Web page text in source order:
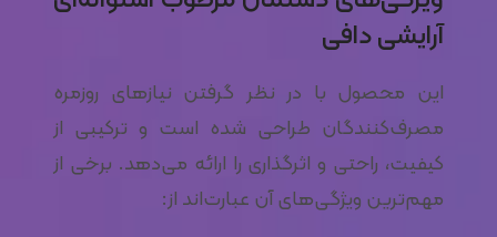
آرایشی دافی
این محصول با در نظر گرفتن نیازهای روزمره
مصرف‌کنندگان طراحی شده است و ترکیبی از
کیفیت، راحتی و اثرگذاری را ارائه می‌دهد. برخی از
مهم‌ترین ویژگی‌های آن عبارت‌اند از: